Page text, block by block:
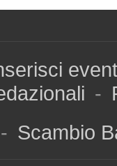
-
- Scambio